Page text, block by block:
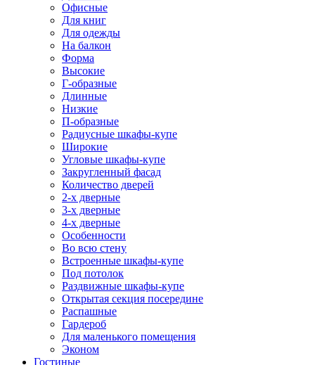
Офисные
Для книг
Для одежды
На балкон
Форма
Высокие
Г-образные
Длинные
Низкие
П-образные
Радиусные шкафы-купе
Широкие
Угловые шкафы-купе
Закругленный фасад
Количество дверей
2-х дверные
3-х дверные
4-х дверные
Особенности
Во всю стену
Встроенные шкафы-купе
Под потолок
Раздвижные шкафы-купе
Открытая секция посередине
Распашные
Гардероб
Для маленького помещения
Эконом
Гостиные